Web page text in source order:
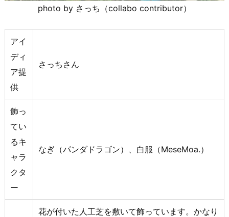
photo by さっち（collabo contributor）
アイ
ディ
ア提
供
さっちさん
飾っ
てい
るキ
ャラ
クタ
ー
なぎ（パンダドラゴン）、白服（MeseMoa.）
花が付いた人工芝を敷いて飾っています。かなり